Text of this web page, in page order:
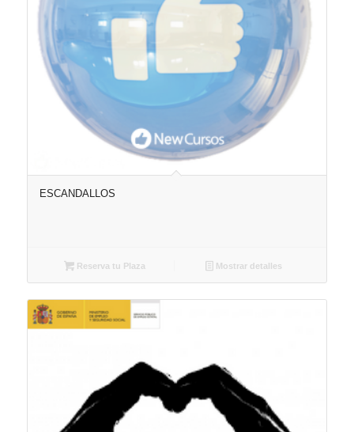
ESCANDALLOS
Reserva tu Plaza Mostrar detalles